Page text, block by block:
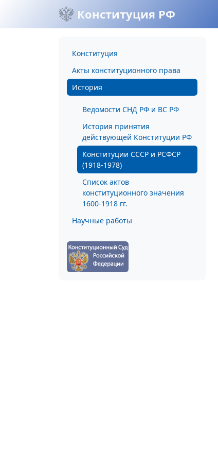
Конституция РФ
Конституция
Акты конституционного права
История
Ведомости СНД РФ и ВС РФ
История принятия
действующей Конституции РФ
Конституции СССР и РСФСР
(1918-1978)
Список актов
конституционного значения
1600-1918 гг.
Научные работы